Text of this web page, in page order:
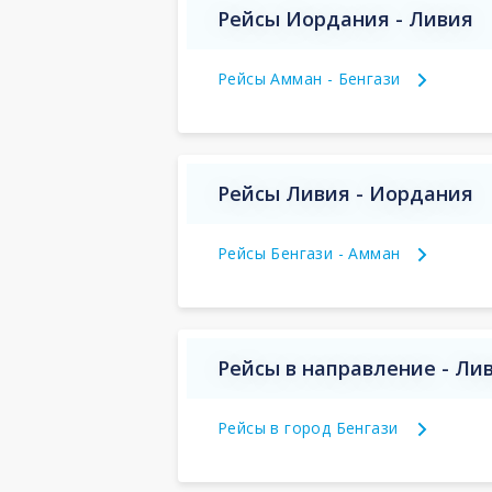
Рейсы Иордания - Ливия
Рейсы Амман - Бенгази
Рейсы Ливия - Иордания
Рейсы Бенгази - Амман
Рейсы в направление -
Рейсы в город Бенгази